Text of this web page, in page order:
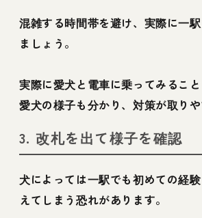
混雑する時間帯を避け、実際に一
ましょう。
実際に愛犬と電車に乗ってみるこ
愛犬の様子も分かり、対策が取りや
3. 改札を出て様子を確認
犬によっては一駅でも初めての経
えてしまう恐れがあります。